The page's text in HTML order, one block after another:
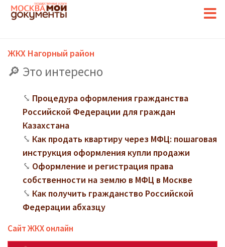
ЖКХ Нагорный район
Это интересно
Процедура оформления гражданства
Российской Федерации для граждан
Казахстана
Как продать квартиру через МФЦ: пошаговая
инструкция оформления купли продажи
Оформление и регистрация права
собственности на землю в МФЦ в Москве
Как получить гражданство Российской
Федерации абхазцу
Сайт ЖКХ онлайн